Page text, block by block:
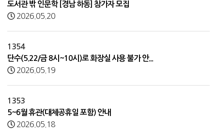
도서관 밖 인문학 [경남 하동] 참가자 모집
2026.05.20
1354
단수(5.22/금 8시~10시)로 화장실 사용 불가 안...
2026.05.19
1353
5~6월 휴관(대체공휴일 포함) 안내
2026.05.18